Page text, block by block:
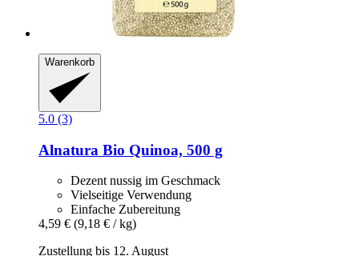
Warenkorb
5.0 (3)
Alnatura Bio Quinoa, 500 g
Dezent nussig im Geschmack
Vielseitige Verwendung
Einfache Zubereitung
4,59 € (9,18 € / kg)
Zustellung bis 12. August